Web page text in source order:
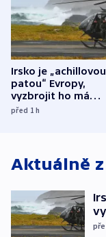
Irsko je „achillovou
patou“ Evropy,
vyzbrojit ho má
Francie
před 1h
Aktuálně